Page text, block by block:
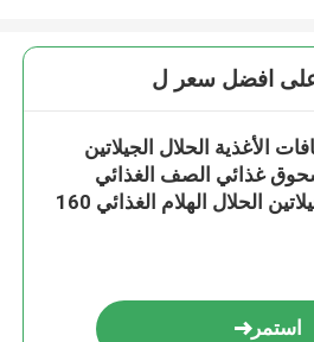
افضل سعر ل
الأغذية الحلال الجيلاتين
غذائي الصف الغذائي
الجيلاتين الحلال الهلام الغذائي 160
استمر